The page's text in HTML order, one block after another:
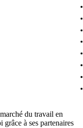
du travail en
à ses partenaires